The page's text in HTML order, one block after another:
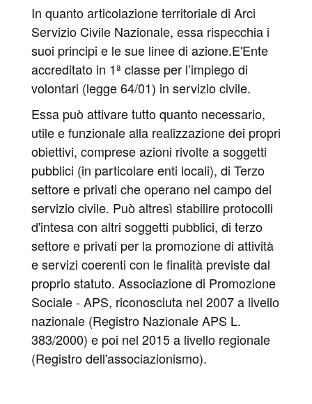
In quanto articolazione territoriale di Arci
Servizio Civile Nazionale, essa rispecchia i
suoi principi e le sue linee di azione.E'Ente
accreditato in 1ª classe per l’impiego di
volontari (legge 64/01) in servizio civile.
Essa può attivare tutto quanto necessario,
utile e funzionale alla realizzazione dei propri
obiettivi, comprese azioni rivolte a soggetti
pubblici (in particolare enti locali), di Terzo
settore e privati che operano nel campo del
servizio civile. Può altresì stabilire protocolli
d'intesa con altri soggetti pubblici, di terzo
settore e privati per la promozione di attività
e servizi coerenti con le finalità previste dal
proprio statuto. Associazione di Promozione
Sociale - APS, riconosciuta nel 2007 a livello
nazionale (Registro Nazionale APS L.
383/2000) e poi nel 2015 a livello regionale
(Registro dell'associazionismo).